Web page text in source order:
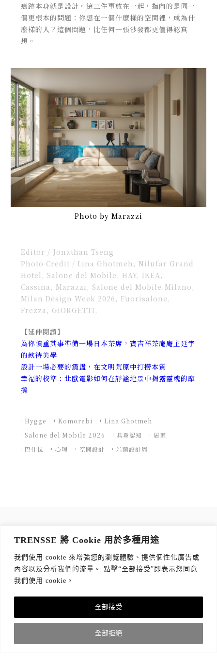
TRENSSE 將 Cookie 用於多種用途
我們使用 cookie 來增強您的瀏覽體驗、提供個性化廣告或
內容以及分析我們的流量。 點擊“全部接受”即表示您同意
我們使用 cookie。
全部拒絕
全部接受
痕跡本身就是設計。這三件事放在一起，指向的是同一
個更根本的問題：你想在一個什麼樣的空間裡，成為什
麼樣的人？這個問題，比任何一張沙發都更值得認真
想。
Photo by Marazzi
Editor / Jonathan Tseng
Photo Credit / Lina Ghotmeh, Nilufar Grand
Hotel, Salone del Mobile, HAY, IKEA,
Cassina, Marazzi, Salone del Mobile.Milano,
Milan Design Week 2026, Fuorisalone,
Frezza, GIORGETTI,
【延伸閱讀】
為你慎重其事準備一場日本茶席，寶吉祥茶庵庵主廷宇
的款待美學
設計一場必要的震盪，在文明荒原中打撈本質
幸福的校準：北歐電影如何在靜謐地景中揭露靈魂的摩
擦
Hygge Komorebi
Lina Ghotmeh
Salone del Mobile 2026
具身認知
居家
巴什拉
心理 空間設計 米蘭設計周
讀出你的品味，每週獲取質感生活 Tips！
訂閱傳思電子報*
隱私權政策